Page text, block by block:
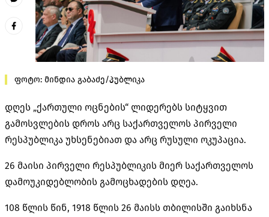
ფოტო: მინდია გაბაძე/პუბლიკა
დღეს „ქართული ოცნების“ ლიდერებს სიტყვით
გამოსვლების დროს არც საქართველოს პირველი
რესპუბლიკა უხსენებიათ და არც რუსული ოკუპაცია.
26 მაისი პირველი რესპუბლიკის მიერ საქართველოს
დამოუკიდებლობის გამოცხადების დღეა.
108 წლის წინ, 1918 წლის 26 მაისს თბილისში გაიხსნა